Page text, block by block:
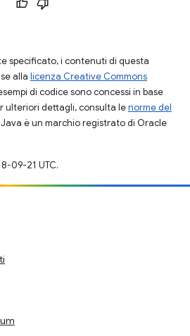
specificato, i contenuti di questa
alla licenza Creative Commons
di codice sono concessi in base
ulteriori dettagli, consulta lenorme del
Java è un marchio registrato di Oracle
09-21 UTC.